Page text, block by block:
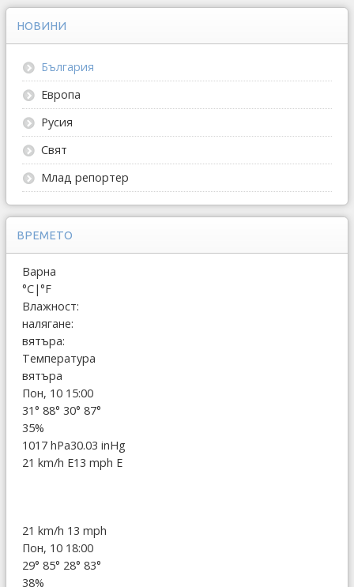
НОВИНИ
България
Европа
Русия
Свят
Млад репортер
ВРЕМЕТО
Варна
°C|°F
Влажност:
налягане:
вятъра:
Температура
вятъра
Пон, 10 15:00
31° 88° 30° 87°
35%
1017 hPa30.03 inHg
21 km/h E13 mph E
21 km/h 13 mph
Пон, 10 18:00
29° 85° 28° 83°
38%